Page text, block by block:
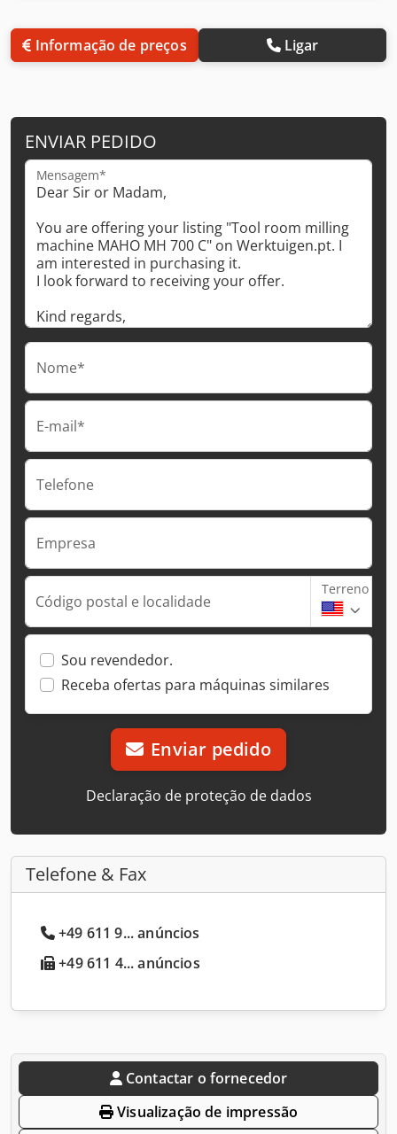
Informação de preços Ligar
ENVIAR PEDIDO
Mensagem*
Nome*
E-mail*
Telefone
Empresa
Código postal e localidade
Terreno
Sou revendedor.
Receba ofertas para máquinas similares
Enviar pedido
Declaração de proteção de dados
Telefone & Fax
+49 611 9... anúncios
+49 611 4... anúncios
Contactar o fornecedor
Visualização de impressão